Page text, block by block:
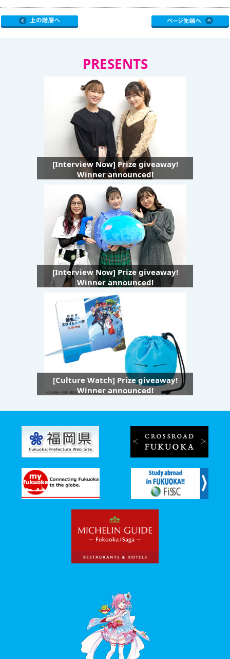
PRESENTS
[Interview Now] Prize giveaway!
Winner announced!
[Interview Now] Prize giveaway!
Winner announced!
[Culture Watch] Prize giveaway!
Winner announced!